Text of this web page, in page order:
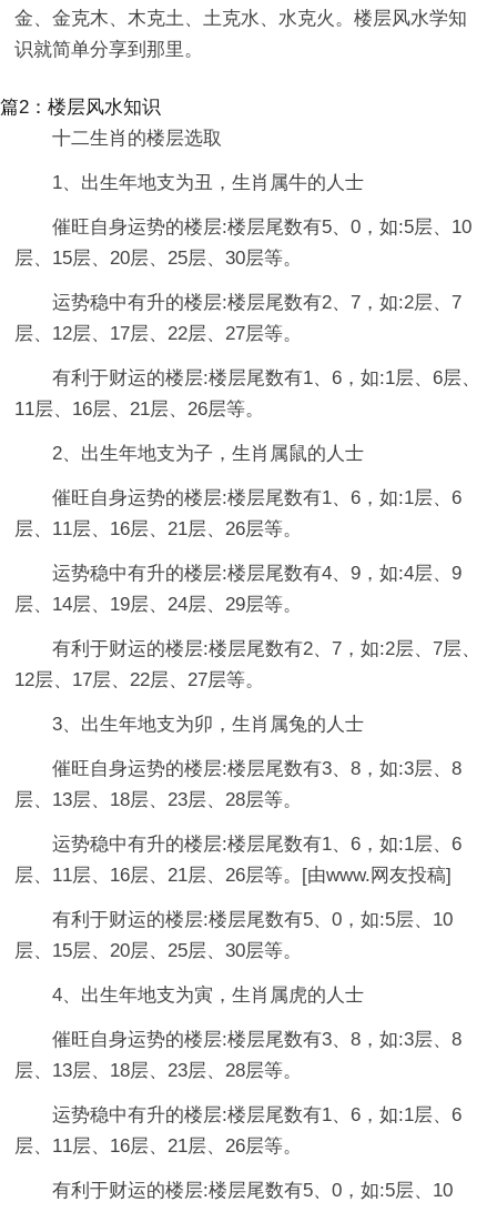
金、金克木、木克土、土克水、水克火。楼层风水学知
识就简单分享到那里。
篇2：楼层风水知识
十二生肖的楼层选取
1、出生年地支为丑，生肖属牛的人士
催旺自身运势的楼层:楼层尾数有5、0，如:5层、10
层、15层、20层、25层、30层等。
运势稳中有升的楼层:楼层尾数有2、7，如:2层、7
层、12层、17层、22层、27层等。
有利于财运的楼层:楼层尾数有1、6，如:1层、6层、
11层、16层、21层、26层等。
2、出生年地支为子，生肖属鼠的人士
催旺自身运势的楼层:楼层尾数有1、6，如:1层、6
层、11层、16层、21层、26层等。
运势稳中有升的楼层:楼层尾数有4、9，如:4层、9
层、14层、19层、24层、29层等。
有利于财运的楼层:楼层尾数有2、7，如:2层、7层、
12层、17层、22层、27层等。
3、出生年地支为卯，生肖属兔的人士
催旺自身运势的楼层:楼层尾数有3、8，如:3层、8
层、13层、18层、23层、28层等。
运势稳中有升的楼层:楼层尾数有1、6，如:1层、6
层、11层、16层、21层、26层等。[由www.网友投稿]
有利于财运的楼层:楼层尾数有5、0，如:5层、10
层、15层、20层、25层、30层等。
4、出生年地支为寅，生肖属虎的人士
催旺自身运势的楼层:楼层尾数有3、8，如:3层、8
层、13层、18层、23层、28层等。
运势稳中有升的楼层:楼层尾数有1、6，如:1层、6
层、11层、16层、21层、26层等。
有利于财运的楼层:楼层尾数有5、0，如:5层、10